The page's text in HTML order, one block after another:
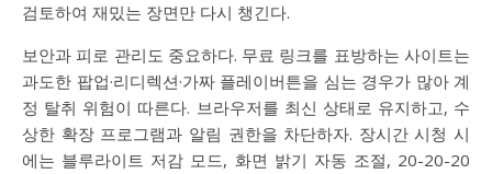
검토하여 재밌는 장면만 다시 챙긴다.
보안과 피로 관리도 중요하다. 무료 링크를 표방하는 사이트는
과도한 팝업·리디렉션·가짜 플레이버튼을 심는 경우가 많아 계
정 탈취 위험이 따른다. 브라우저를 최신 상태로 유지하고, 수
상한 확장 프로그램과 알림 권한을 차단하자. 장시간 시청 시
에는 블루라이트 저감 모드, 화면 밝기 자동 조절, 20-20-20